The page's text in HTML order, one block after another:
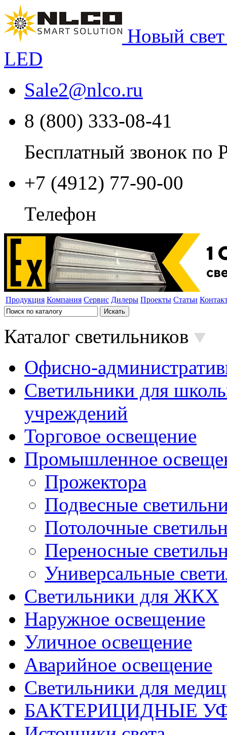
Новый
LED
Sale2@nlco.ru
8 (800) 333-08-41
Бесплатный звонок по
+7 (4912) 77-90-00
Телефон
Продукция Компания Сервис Дилеры Проекты Статьи
Каталог светильников
Офисно-
Светильники для
учреждений
Торговое освещение
Промышленное
Прожектора
Подвесные
Потолочные
Переносные
Универсальные
Светильники для ЖКХ
Наружное освещение
Уличное освещение
Аварийное освещение
Светильники для
БАКТЕРИЦИДНЫЕ